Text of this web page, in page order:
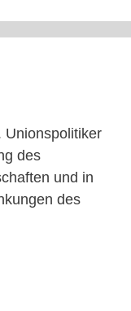
Unionspolitiker
des
und in
des